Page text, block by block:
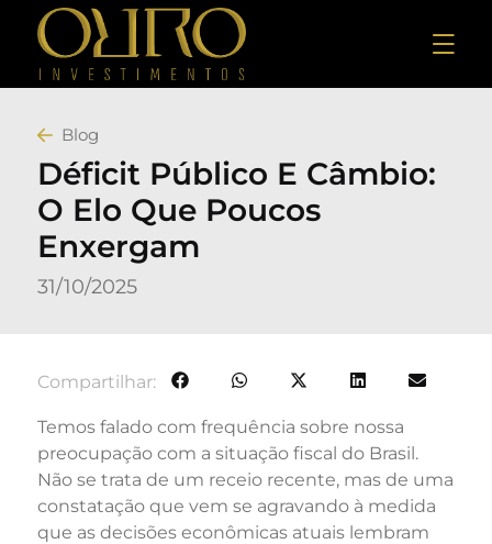
Blog
Déficit Público E Câmbio:
O Elo Que Poucos
Enxergam
31/10/2025
Compartilhar:
Temos falado com frequência sobre nossa
preocupação com a situação fiscal do Brasil.
Não se trata de um receio recente, mas de uma
constatação que vem se agravando à medida
que as decisões econômicas atuais lembram